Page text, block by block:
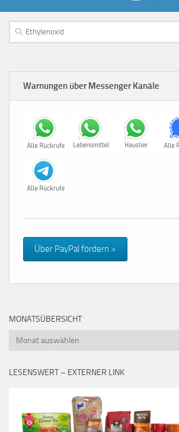
Suchen
nach:
Warnungen über Messenger Kanäle
Über PayPal fördern >
MONATSÜBERSICHT
Monatsübersicht
LESENSWERT – EXTERNER LINK